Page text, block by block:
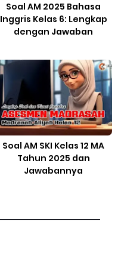
Soal AM 2025 Bahasa
Inggris Kelas 6: Lengkap
dengan Jawaban
Soal AM SKI Kelas 12 MA
Tahun 2025 dan
Jawabannya